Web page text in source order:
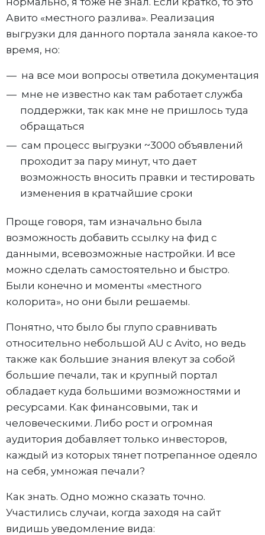
Авито «местного разлива». Реализация
выгрузки для данного портала заняла какое-то
время, но:
на все мои вопросы ответила документация
мне не известно как там работает служба
поддержки, так как мне не пришлось туда
обращаться
сам процесс выгрузки ~3000 объявлений
проходит за пару минут, что дает
возможность вносить правки и тестировать
изменения в кратчайшие сроки
Проще говоря, там изначально была
возможность добавить ссылку на фид с
данными, всевозможные настройки. И все
можно сделать самостоятельно и быстро.
Были конечно и моменты «местного
колорита», но они были решаемы.
Понятно, что было бы глупо сравнивать
относительно небольшой AU с Avito, но ведь
также как большие знания влекут за собой
большие печали, так и крупный портал
обладает куда большими возможностями и
ресурсами. Как финансовыми, так и
человеческими. Либо рост и огромная
аудитория добавляет только инвесторов,
каждый из которых тянет потрепанное одеяло
на себя, умножая печали?
Как знать. Одно можно сказать точно.
Участились случаи, когда заходя на сайт
видишь уведомление вида: